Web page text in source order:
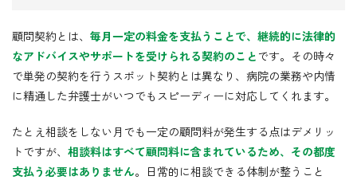
顧問契約とは、 毎月一定の料金を支払うことで、継続的に法律的
なアドバイスやサポートを受けられる契約のこと です。その時々
で単発の契約を行うスポット契約とは異なり、病院の業務や内情
に精通した弁護士がいつでもスピーディーに対応してくれます。
たとえ相談をしない月でも一定の顧問料が発生する点はデメリッ
トですが、 相談料はすべて顧問料に含まれているため、その都度
支払う必要はありません。日常的に相談できる体制が整うこと